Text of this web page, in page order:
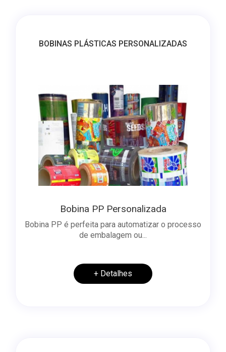
BOBINAS PLÁSTICAS PERSONALIZADAS
Bobina PP Personalizada
Bobina PP é perfeita para automatizar o processo
de embalagem ou...
+ Detalhes